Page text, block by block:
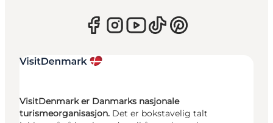
VisitDenmark er Danmarks nasjonale
turismeorganisasjon. Det er bokstavelig talt